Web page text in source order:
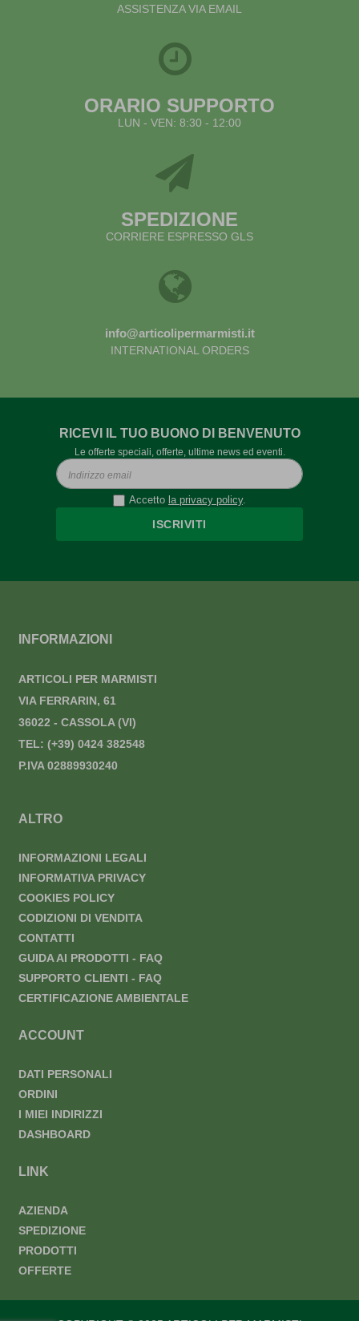
ASSISTENZA VIA EMAIL
ORARIO SUPPORTO
LUN - VEN: 8:30 - 12:00
SPEDIZIONE
CORRIERE ESPRESSO GLS
info@articolipermarmisti.it
INTERNATIONAL ORDERS
RICEVI IL TUO BUONO DI BENVENUTO
Le offerte speciali, offerte, ultime news ed eventi.
Accetto la privacy policy.
ISCRIVITI
INFORMAZIONI
ARTICOLI PER MARMISTI
VIA FERRARIN, 61
36022 - CASSOLA (VI)
TEL: (+39) 0424 382548
P.IVA 02889930240
ALTRO
INFORMAZIONI LEGALI
INFORMATIVA PRIVACY
COOKIES POLICY
CODIZIONI DI VENDITA
CONTATTI
GUIDA AI PRODOTTI - FAQ
SUPPORTO CLIENTI - FAQ
CERTIFICAZIONE AMBIENTALE
ACCOUNT
DATI PERSONALI
ORDINI
I MIEI INDIRIZZI
DASHBOARD
LINK
AZIENDA
SPEDIZIONE
PRODOTTI
OFFERTE